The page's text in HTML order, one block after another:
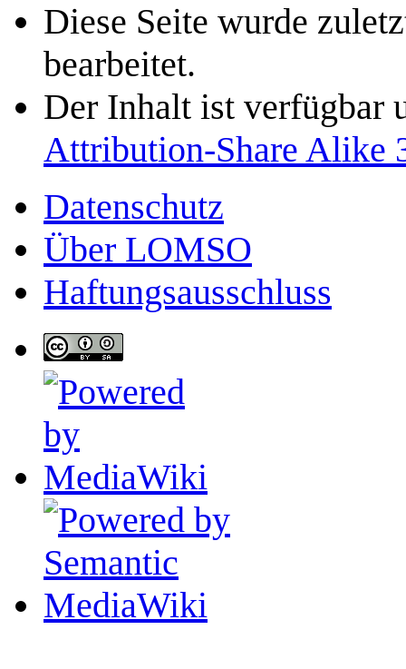
Diese Seite wurde
bearbeitet.
Der Inhalt ist verfügbar
Attribution-Share Alike
Datenschutz
Über LOMSO
Haftungsausschluss